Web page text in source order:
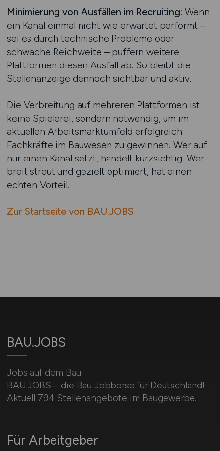
Minimierung von Ausfällen im Recruiting: Wenn
ein Kanal einmal nicht wie erwartet performt –
sei es durch technische Probleme oder
schwache Reichweite – puffern weitere
Plattformen diesen Ausfall ab. So bleibt die
Stellenanzeige dennoch sichtbar und aktiv.
Die Verbreitung auf mehreren Plattformen ist
keine Spielerei, sondern notwendig, um im
aktuellen Arbeitsmarktumfeld erfolgreich
Fachkräfte im Bauwesen zu gewinnen. Wer auf
nur einen Kanal setzt, handelt kurzsichtig. Wer
breit streut und gezielt optimiert, hat einen
echten Vorteil.
Zur Startseite von BAU.JOBS
BAU.JOBS
Jobs auf dem Bau.
BAU.JOBS – die Bau Jobbörse für Deutschland!
Aktuell 794 Stellenangebote im Baugewerbe.
Für Arbeitgeber